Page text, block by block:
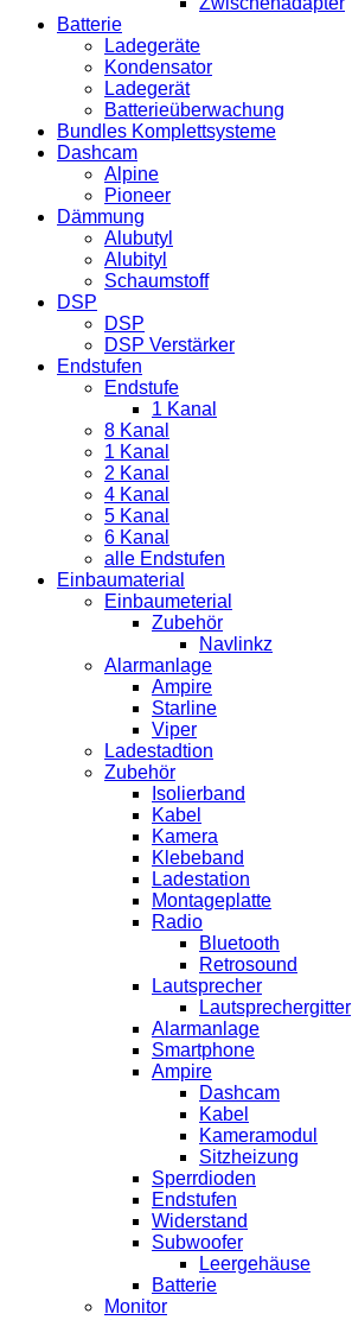
Batterie
Ladegeräte
Kondensator
Ladegerät
Batterieüberwachung
Bundles Komplettsysteme
Dashcam
Alpine
Pioneer
Dämmung
Alubutyl
Alubityl
Schaumstoff
DSP
DSP
DSP Verstärker
Endstufen
Endstufe
1 Kanal
8 Kanal
1 Kanal
2 Kanal
4 Kanal
5 Kanal
6 Kanal
alle Endstufen
Einbaumaterial
Einbaumeterial
Zubehör
Navlinkz
Alarmanlage
Ampire
Starline
Viper
Ladestadtion
Zubehör
Isolierband
Kabel
Kamera
Klebeband
Ladestation
Montageplatte
Radio
Bluetooth
Retrosound
Lautsprecher
Lautsprechergitter
Alarmanlage
Smartphone
Ampire
Dashcam
Kabel
Kameramodul
Sitzheizung
Sperrdioden
Endstufen
Widerstand
Subwoofer
Leergehäuse
Batterie
Monitor